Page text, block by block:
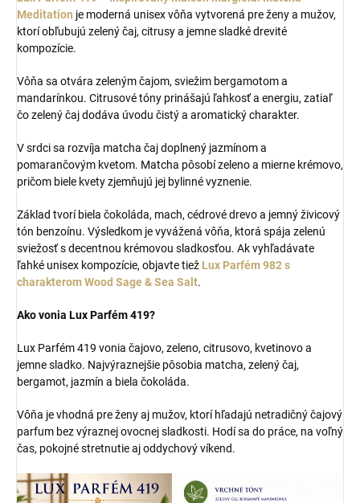
Meditation je moderná unisex vôňa vytvorená pre ženy a mužov,
ktorí obľubujú zelený čaj, citrusy a jemne sladké drevité
kompozície.
Vôňa sa otvára zeleným čajom, sviežim bergamotom a
mandarínkou. Citrusové tóny prinášajú ľahkosť a energiu, zatiaľ
čo zelený čaj dodáva úvodu čistý a aromatický charakter.
V srdci sa rozvíja matcha čaj doplnený jazmínom a
pomarančovým kvetom. Matcha pôsobí zeleno a mierne krémovo,
pričom biele kvety zjemňujú jej bylinné vyznenie.
Základ tvorí biela čokoláda, mach, cédrové drevo a jemný živicový
tón benzoínu. Výsledkom je vyvážená vôňa, ktorá spája zelenú
sviežosť s decentnou krémovou sladkosťou. Ak vyhľadávate
ľahké unisex kompozície, objavte tiež Lux Parfém 982 s
charakterom Wood Sage & Sea Salt.
Ako vonia Lux Parfém 419?
Lux Parfém 419 vonia čajovo, zeleno, citrusovo, kvetinovo a
jemne sladko. Najvýraznejšie pôsobia matcha, zelený čaj,
bergamot, jazmín a biela čokoláda.
Vôňa je vhodná pre ženy aj mužov, ktorí hľadajú netradičný čajový
parfum bez výraznej ovocnej sladkosti. Hodí sa do práce, na voľný
čas, pokojné stretnutie aj oddychový víkend.